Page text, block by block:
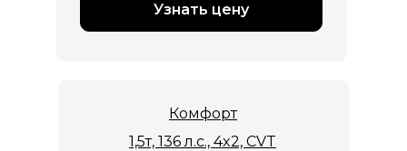
Узнать цену
Комфорт
1,5т, 136 л.с., 4x2, CVT